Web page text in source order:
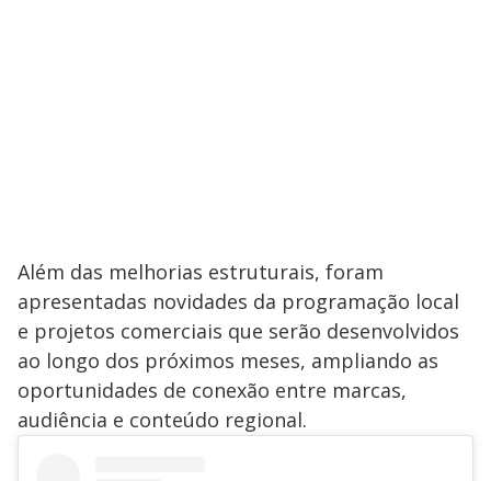
Além das melhorias estruturais, foram
apresentadas novidades da programação local
e projetos comerciais que serão desenvolvidos
ao longo dos próximos meses, ampliando as
oportunidades de conexão entre marcas,
audiência e conteúdo regional.